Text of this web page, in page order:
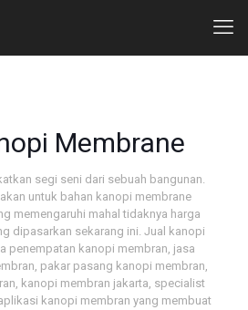
Membrane
segi seni dari sebuah bangunan.
untuk bahan kanopi membrane
memengaruhi mahal tidaknya harga
dipasarkan sekarang ini. Jual kanopi
penempatan kanopi membran, jasa
pakar pasang kanopi membran,
kanopi membran jakarta, specialist
kanopi membran yang membuat